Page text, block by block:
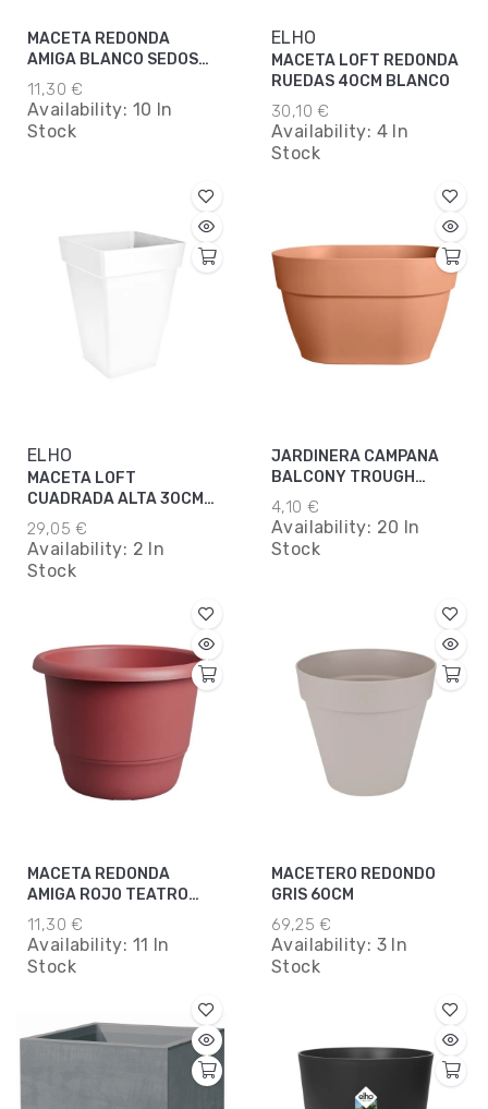
MACETA REDONDA
AMIGA BLANCO SEDOSO
35CM
11,30 €
Availability: 10 In
Stock
ELHO
MACETA LOFT REDONDA
RUEDAS 40CM BLANCO
30,10 €
Availability: 4 In
Stock
ELHO
MACETA LOFT
CUADRADA ALTA 30CM
BLANCO
29,05 €
Availability: 2 In
Stock
JARDINERA CAMPANA
BALCONY TROUGH
40CM TERRA
4,10 €
Availability: 20 In
Stock
MACETA REDONDA
AMIGA ROJO TEATRO
35CM
11,30 €
Availability: 11 In
Stock
MACETERO REDONDO
GRIS 60CM
69,25 €
Availability: 3 In
Stock